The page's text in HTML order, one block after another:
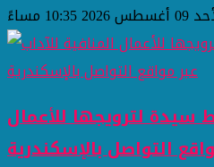
10:35 مساءً
سيدة لترويجها للأعمال
التواصل بالإسكندرية